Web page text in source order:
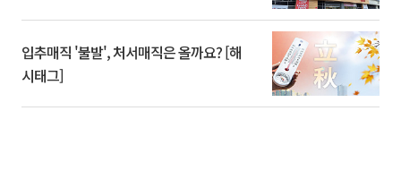
입추매직 '불발', 처서매직은 올까요? [해
시태그]